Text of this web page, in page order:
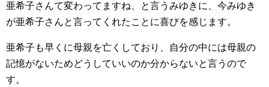
亜希子さんて変わってますね、と言うみゆきに、今みゆき
が亜希子さんと言ってくれたことに喜びを感じます。
亜希子も早くに母親を亡くしており、自分の中には母親の
記憶がないためどうしていいのか分からないと言うので
す。